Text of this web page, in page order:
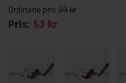
Ordinarie pris 59 kr
Pris: 53 kr